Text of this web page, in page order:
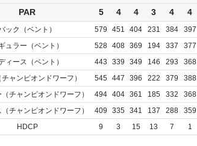
PAR
5 4 4 3 4 4
ック（ベント） 579 451 404 231 384 397
ュラー（ベント）
528 408 369 194 337 377
ィース（ベント）
443 339 349 146 293 368
ャンピオンドワーフ）
545 447 396 222 379 388
チャンピオンドワーフ）
494 404 361 185 332 368
チャンピオンドワーフ）
409 335 341 137 288 359
HDCP
9 3 15 13 7 1